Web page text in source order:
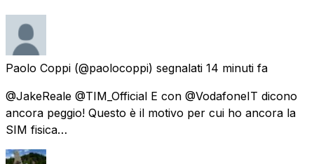
Paolo Coppi (@paolocoppi) segnalati 14 minuti fa
@JakeReale @TIM_Official E con @VodafoneIT dicono
ancora peggio! Questo è il motivo per cui ho ancora la
SIM fisica…